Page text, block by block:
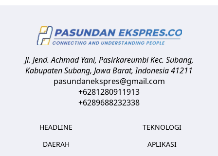
Jl. Jend. Achmad Yani, Pasirkareumbi Kec. Subang,
Kabupaten Subang, Jawa Barat,Indonesia41211
pasundanekspres@gmail.com
+6281280911913
+6289688232338
HEADLINE
DAERAH
TEKNOLOGI
APLIKASI